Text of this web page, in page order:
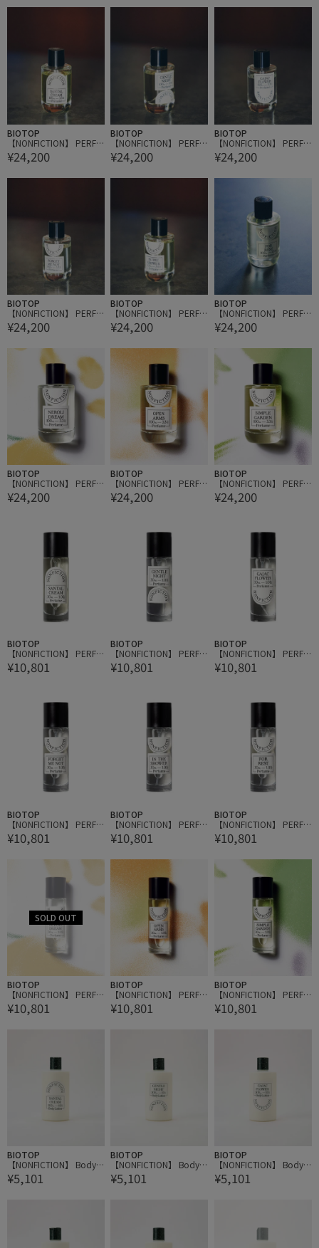
BIOTOP
【NONFICTION】 PERFU
ME 100ml
¥24,200
BIOTOP
【NONFICTION】 PERFU
ME 100ml
¥24,200
BIOTOP
【NONFICTION】 PERFU
ME 100ml
¥24,200
BIOTOP
【NONFICTION】 PERFU
ME 100ml
¥24,200
BIOTOP
【NONFICTION】 PERFU
ME 100ml
¥24,200
BIOTOP
【NONFICTION】 PERFU
ME 100ml
¥24,200
BIOTOP
【NONFICTION】 PERFU
ME 100ml
¥24,200
BIOTOP
【NONFICTION】 PERFU
ME 100ml
¥24,200
BIOTOP
【NONFICTION】 PERFU
ME 100ml
¥24,200
BIOTOP
【NONFICTION】 PERFU
ME 30ml
¥10,801
BIOTOP
【NONFICTION】 PERFU
ME 30ml
¥10,801
BIOTOP
【NONFICTION】 PERFU
ME 30ml
¥10,801
BIOTOP
【NONFICTION】 PERFU
ME 30ml
¥10,801
BIOTOP
【NONFICTION】 PERFU
ME 30ml
¥10,801
BIOTOP
【NONFICTION】 PERFU
ME 30ml
¥10,801
BIOTOP
【NONFICTION】 PERFU
ME 30ml
¥10,801
BIOTOP
【NONFICTION】 PERFU
ME 30ml
¥10,801
BIOTOP
【NONFICTION】 PERFU
ME 30ml
¥10,801
BIOTOP
【NONFICTION】 Body L
otion 300ml
¥5,101
BIOTOP
【NONFICTION】 Body L
otion 300ml
¥5,101
BIOTOP
【NONFICTION】 Body L
otion 300ml
¥5,101